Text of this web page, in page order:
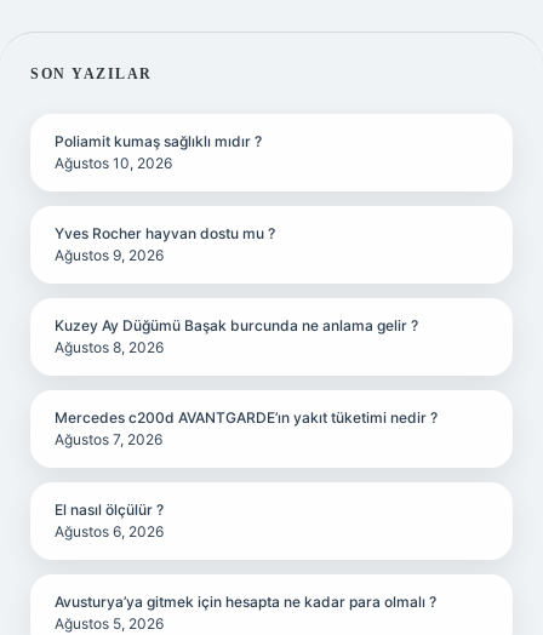
SIDEBAR
SON YAZILAR
Poliamit kumaş sağlıklı mıdır ?
Ağustos 10, 2026
Yves Rocher hayvan dostu mu ?
Ağustos 9, 2026
Kuzey Ay Düğümü Başak burcunda ne anlama gelir ?
Ağustos 8, 2026
Mercedes c200d AVANTGARDE’ın yakıt tüketimi nedir ?
Ağustos 7, 2026
El nasıl ölçülür ?
Ağustos 6, 2026
Avusturya’ya gitmek için hesapta ne kadar para olmalı ?
Ağustos 5, 2026